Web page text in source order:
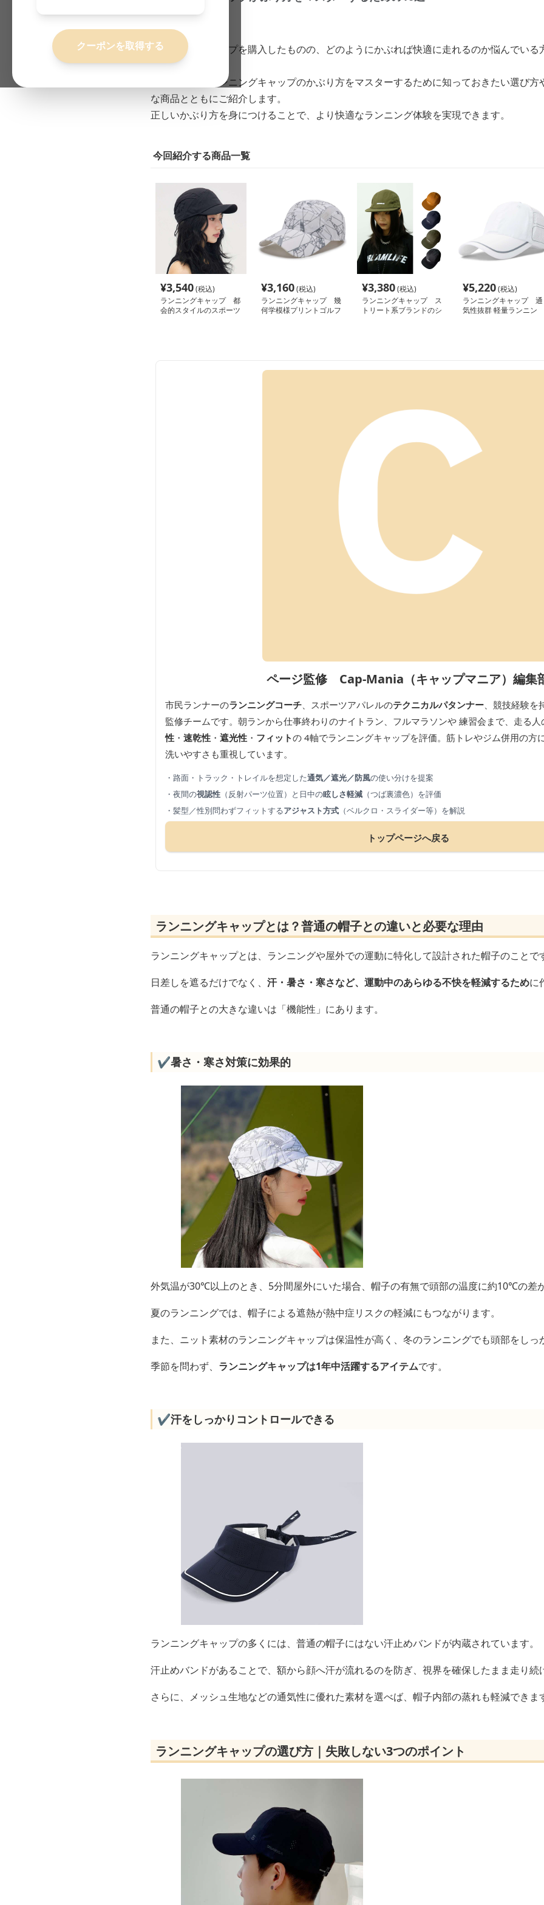
クーポンを取得するランニングキャップを購入したものの、どのようにかぶれば快適に走れるのか悩んでいる
か。
本記事では、ランニングキャップのかぶり方をマスターするために知っておきたい選び
な商品とともにご紹介します。
正しいかぶり方を身につけることで、より快適なランニング体験を実現できます。
今回紹介する商品一覧
¥3,540(税込)
ランニングキャップ 都
会的スタイルのスポーツ
¥3,160(税込)
ランニングキャップ 幾
何学模様プリントゴルフ
¥3,380(税込)
ランニングキャップ ス
トリート系ブランドのシ
¥5,220(税込)
ランニングキャップ 通
気性抜群 軽量ランニン
ページ監修 Cap-Mania（キャップマニア）編集
市民ランナーのランニングコーチ、スポーツアパレルのテクニカルパタンナー、競技経験を
監修チームです。朝ランから仕事終わりのナイトラン、フルマラソンや 練習会まで、走る人
性 ・ 速乾性 ・ 遮光性 ・ フィットの 4軸でランニングキャップを評価。筋トレやジム併用の方
洗いやすさも重視しています。
・路面・トラック・トレイルを想定した通気／遮光／防風の使い分けを提案
・夜間の視認性 （反射パーツ位置）と日中の眩しさ軽減 （つば裏濃色）を評価
・髪型／性別問わずフィットするアジャスト方式 （ベルクロ・スライダー等）を解説
トップページへ戻る
ランニングキャップとは？普通の帽子との違いと必要な理由
ランニングキャップとは、ランニングや屋外での運動に特化して設計された帽子のことで
日差しを遮るだけでなく、 汗・暑さ・寒さなど、運動中のあらゆる不快を軽減するために
普通の帽子との大きな違いは「機能性」にあります。
✔️暑さ・寒さ対策に効果的
外気温が30℃以上のとき、5分間屋外にいた場合、帽子の有無で頭部の温度に約10℃の差
夏のランニングでは、帽子による遮熱が熱中症リスクの軽減にもつながります。
また、ニット素材のランニングキャップは保温性が高く、冬のランニングでも頭部をしっ
季節を問わず、 ランニングキャップは1年中活躍するアイテムです。
✔️汗をしっかりコントロールできる
ランニングキャップの多くには、普通の帽子にはない汗止めバンドが内蔵されています。
汗止めバンドがあることで、額から顔へ汗が流れるのを防ぎ、視界を確保したまま走り続
さらに、メッシュ生地などの通気性に優れた素材を選べば、帽子内部の蒸れも軽減できま
ランニングキャップの選び方｜失敗しない3つのポイント